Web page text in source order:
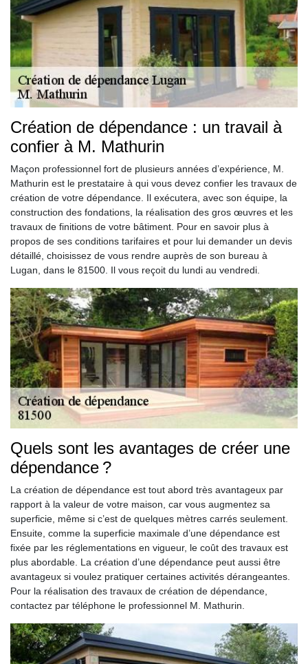
Création de dépendance : un travail à
confier à M. Mathurin
Maçon professionnel fort de plusieurs années d’expérience, M.
Mathurin est le prestataire à qui vous devez confier les travaux de
création de votre dépendance. Il exécutera, avec son équipe, la
construction des fondations, la réalisation des gros œuvres et les
travaux de finitions de votre bâtiment. Pour en savoir plus à
propos de ses conditions tarifaires et pour lui demander un devis
détaillé, choisissez de vous rendre auprès de son bureau à
Lugan, dans le 81500. Il vous reçoit du lundi au vendredi.
Quels sont les avantages de créer une
dépendance ?
La création de dépendance est tout abord très avantageux par
rapport à la valeur de votre maison, car vous augmentez sa
superficie, même si c’est de quelques mètres carrés seulement.
Ensuite, comme la superficie maximale d’une dépendance est
fixée par les réglementations en vigueur, le coût des travaux est
plus abordable. La création d’une dépendance peut aussi être
avantageux si voulez pratiquer certaines activités dérangeantes.
Pour la réalisation des travaux de création de dépendance,
contactez par téléphone le professionnel M. Mathurin.